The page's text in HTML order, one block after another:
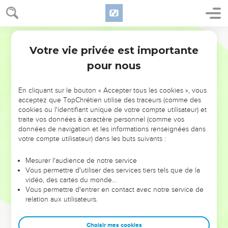
NE MANQUEZ PAS L’ÉVÉNEMENT
DE L’ANNÉE !
ET SI LEURS ERREURS POUVAIENT VOUS ÉVITER LES
VOTRES ?
leur foi ou leur vision. Mais on voit moins les doutes, les erreurs
et les saisons difficiles qu'ils ont traversés, alors même que ce
sont elles qui les ont façonnés.
Dans cette conférence, leaders, entrepreneurs, et responsables
clés pour avancer avec plus de sagesse afin que leurs erreurs
Votre vie privée est importante
pour nous
En cliquant sur le bouton « Accepter tous les cookies », vous
acceptez que TopChrétien utilise des traceurs (comme des
cookies ou l'identifiant unique de votre compte utilisateur) et
traite vos données à caractère personnel (comme vos
données de navigation et les informations renseignées dans
votre compte utilisateur) dans les buts suivants :
Mesurer l'audience de notre service
Vous permettre d'utiliser des services tiers tels que de la
vidéo, des cartes du monde…
Vous permettre d'entrer en contact avec notre service de
relation aux utilisateurs.
Choisir mes cookies